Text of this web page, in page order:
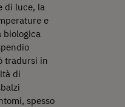
di luce, la
e
biologica
tradursi in
di
spesso